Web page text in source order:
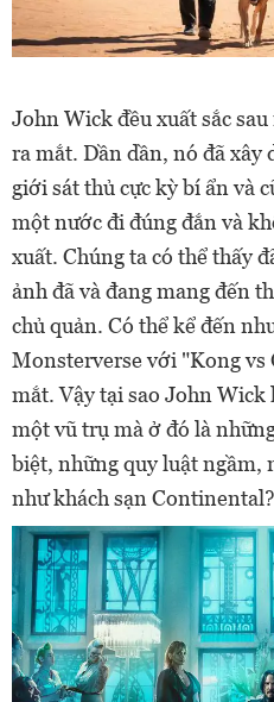
John Wick đều xuất sắc
ra mắt. Dần dần, nó đã
giới sát thủ cực kỳ bí ẩn và
một nước đi đúng đắn và
xuất. Chúng ta có thể thấy
ảnh đã và đang mang đến
chủ quản. Có thể kể đến
Monsterverse với "Kong vs
mắt. Vậy tại sao John
một vũ trụ mà ở đó là
biệt, những quy luật ngầm,
như khách sạn Continental?